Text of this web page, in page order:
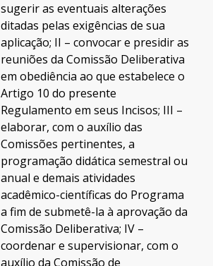
sugerir as eventuais alterações
ditadas pelas exigências de sua
aplicação; II – convocar e presidir as
reuniões da Comissão Deliberativa
em obediência ao que estabelece o
Artigo 10 do presente
Regulamento em seus Incisos; III –
elaborar, com o auxílio das
Comissões pertinentes, a
programação didática semestral ou
anual e demais atividades
acadêmico-científicas do Programa
a fim de submetê-la à aprovação da
Comissão Deliberativa; IV –
coordenar e supervisionar, com o
auxílio da Comissão de